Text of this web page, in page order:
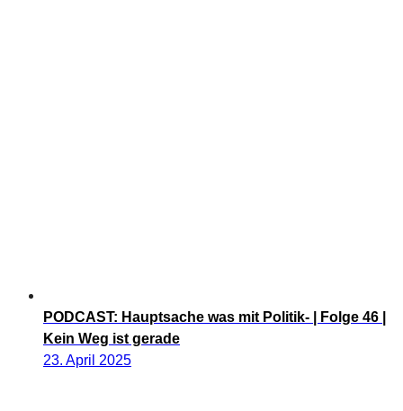
PODCAST: Hauptsache was mit Politik- | Folge 46 |
Kein Weg ist gerade
23. April 2025